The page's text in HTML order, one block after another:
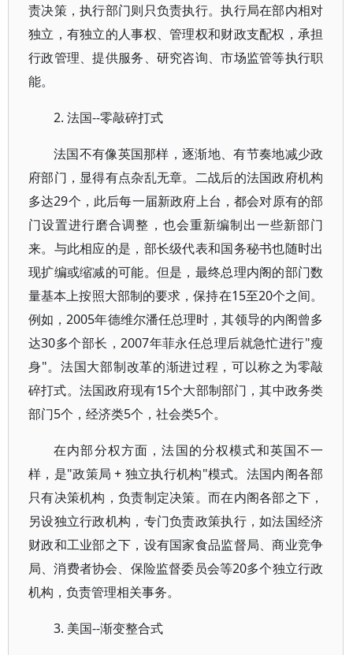
责决策，执行部门则只负责执行。执行局在部内相对
独立，有独立的人事权、管理权和财政支配权，承担
行政管理、提供服务、研究咨询、市场监管等执行职
能。
2. 法国--零敲碎打式
法国不有像英国那样，逐渐地、有节奏地减少政
府部门，显得有点杂乱无章。二战后的法国政府机构
多达29个，此后每一届新政府上台，都会对原有的部
门设置进行磨合调整，也会重新编制出一些新部门
来。与此相应的是，部长级代表和国务秘书也随时出
现扩编或缩减的可能。但是，最终总理内阁的部门数
量基本上按照大部制的要求，保持在15至20个之间。
例如，2005年德维尔潘任总理时，其领导的内阁曾多
达30多个部长，2007年菲永任总理后就急忙进行"瘦
身"。法国大部制改革的渐进过程，可以称之为零敲
碎打式。法国政府现有15个大部制部门，其中政务类
部门5个，经济类5个，社会类5个。
在内部分权方面，法国的分权模式和英国不一
样，是"政策局 + 独立执行机构"模式。法国内阁各部
只有决策机构，负责制定决策。而在内阁各部之下，
另设独立行政机构，专门负责政策执行，如法国经济
财政和工业部之下，设有国家食品监督局、商业竞争
局、消费者协会、保险监督委员会等20多个独立行政
机构，负责管理相关事务。
3. 美国--渐变整合式